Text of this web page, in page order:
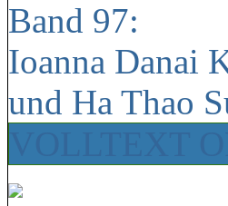
Band 97:
Ioanna Danai
und Ha Thao